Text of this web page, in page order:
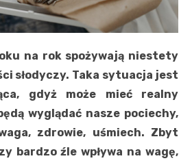
na rok spożywają niestety
słodyczy. Taka sytuacja jest
gdyż może mieć realny
wyglądać nasze pociechy,
zdrowie, uśmiech. Zbyt
bardzo źle wpływa na wagę,